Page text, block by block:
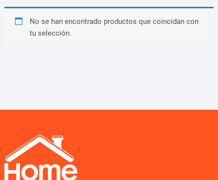
No se han encontrado productos que coincidan con
tu selección.